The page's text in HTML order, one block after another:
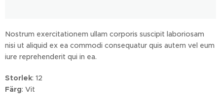
Nostrum exercitationem ullam corporis suscipit laboriosam
nisi ut aliquid ex ea commodi consequatur quis autem vel eum
iure reprehenderit qui in ea.
Storlek: 12
Färg: Vit